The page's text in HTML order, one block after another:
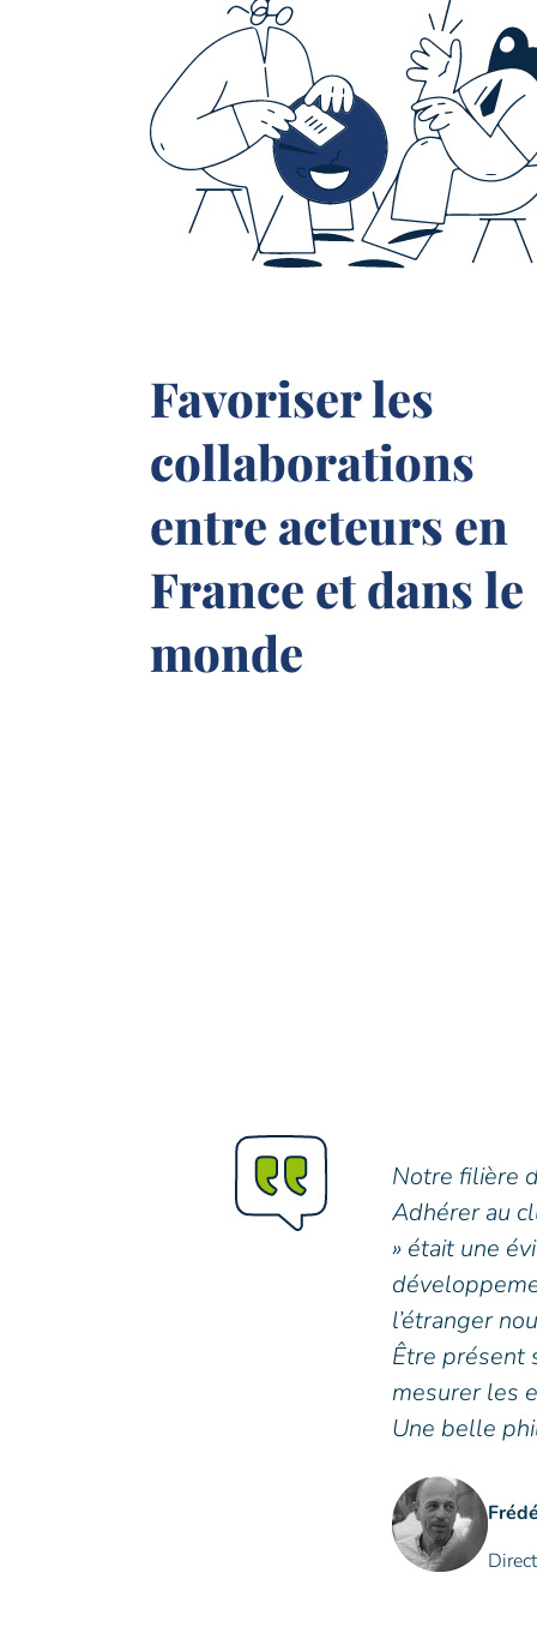
Favoriser les
collaborations
entre acteurs en
France et dans le
monde
Notre filière
Adhérer au
» était une
l’étranger
Être présent
mesurer les
Une belle